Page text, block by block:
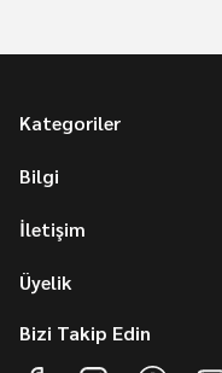
Kategoriler
Bilgi
İletişim
Üyelik
Bizi Takip Edin